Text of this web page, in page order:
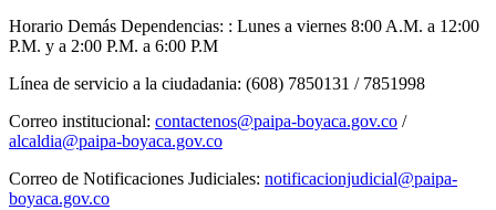
Horario Demás Dependencias: : Lunes a viernes 8:00 A.M. a 12:00
P.M. y a 2:00 P.M. a 6:00 P.M
Línea de servicio a la ciudadania: (608) 7850131 / 7851998
Correo institucional: contactenos@paipa-boyaca.gov.co /
alcaldia@paipa-boyaca.gov.co
Correo de Notificaciones Judiciales: notificacionjudicial@paipa-
boyaca.gov.co